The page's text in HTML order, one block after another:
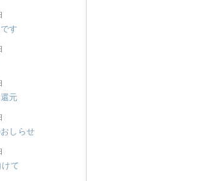
す
元
しらせ
て